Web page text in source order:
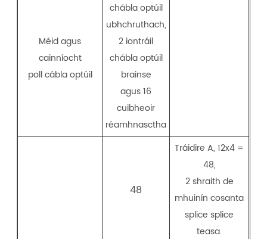
Méid agus
cainníocht
poll cábla optúil
chábla optúil
ubhchruthach,
2 iontráil
chábla optúil
brainse
agus 16
cuibheoir
réamhnasctha
48
Tráidire A, 12x4 =
48,
2 shraith de
mhuinín cosanta
splice splice
teasa.